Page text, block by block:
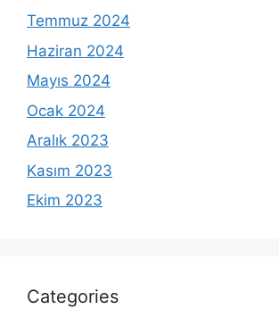
Temmuz 2024
Haziran 2024
Mayıs 2024
Ocak 2024
Aralık 2023
Kasım 2023
Ekim 2023
Categories